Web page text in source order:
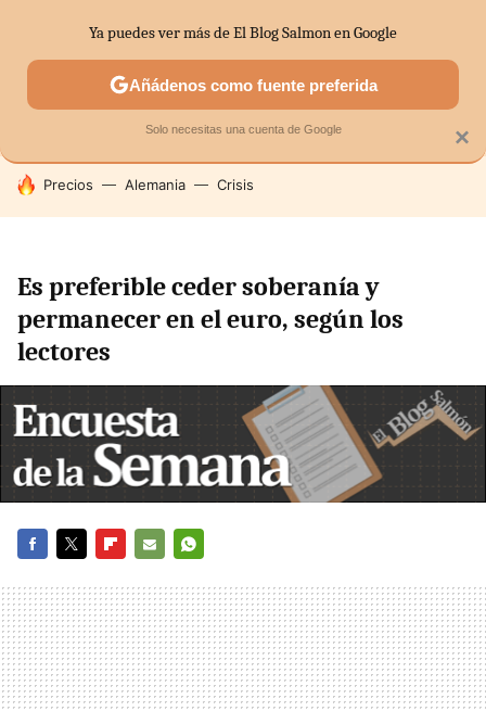
SECTORES ECONOMÍA DOMÉSTICA MERCADOS
HOY SE HABLA DE
Precios Alemania Crisis
Es preferible ceder soberanía y
permanecer en el euro, según los
lectores
MAIL
×
Ya puedes ver más de El Blog Salmon en Google
Añádenos como fuente preferida
Solo necesitas una cuenta de Google